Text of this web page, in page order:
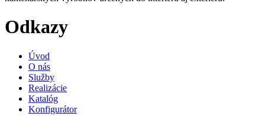
Odkazy
Úvod
O nás
Služby
Realizácie
Katalóg
Konfigurátor